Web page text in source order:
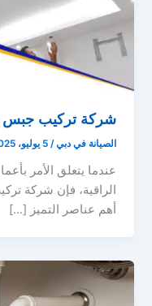
شركة تركيب جبس
الصيانة في دبي/5 يوليو، 2025
عندما يتعلق الأمر
الراقية، فإن شركة
أهم عناصر التميز […]